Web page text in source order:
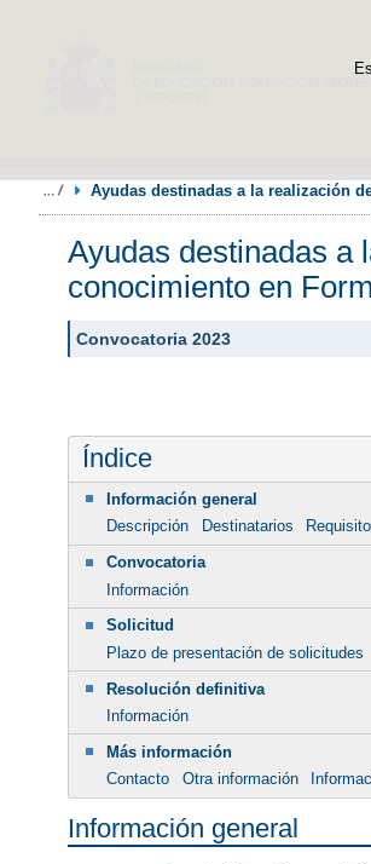
Ayudas destinadas a la realización
Ayudas destinadas a
conocimiento en
Convocatoria 2023
Índice
Información general
Descripción
Destinatarios
Convocatoria
Información
Solicitud
Plazo de presentación de solicitudes
Resolución definitiva
Información
Más información
Contacto
Otra información
Información general